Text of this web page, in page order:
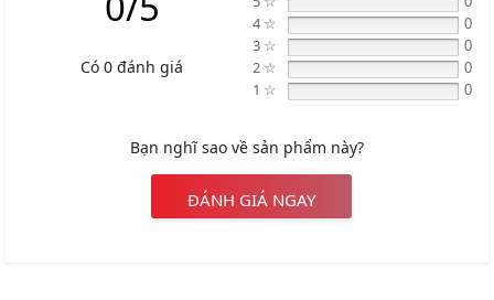
Có 0 đánh giá
4 ☆ 0
3 ☆ 0
2 ☆ 0
1 ☆ 0
Bạn nghĩ sao về sản phẩm này?
ĐÁNH GIÁ NGAY